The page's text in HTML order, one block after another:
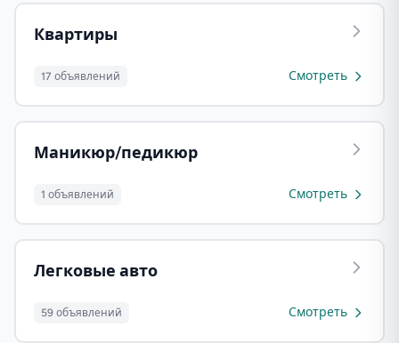
Квартиры
17 объявлений Смотреть
Маникюр/педикюр
1 объявлений Смотреть
Легковые авто
59 объявлений Смотреть